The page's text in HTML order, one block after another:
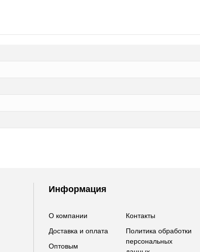
Информация
О компании
Доставка и оплата
Оптовым
Контакты
Политика обработки
персональных